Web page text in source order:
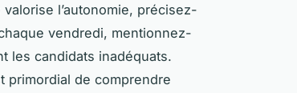
l’autonomie, précisez-
vendredi, mentionnez-
les candidats inadéquats.
primordial de comprendre